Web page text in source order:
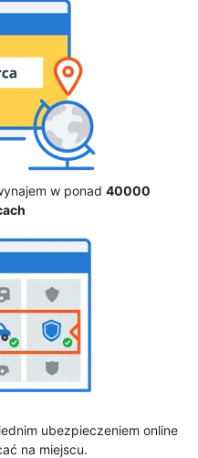
w ponad 40000
ubezpieczeniem online
na miejscu.